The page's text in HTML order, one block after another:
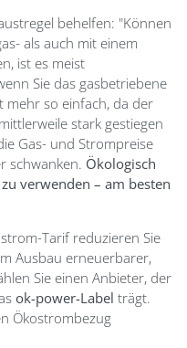
behelfen: "Können
als auch mit einem
ist es meist
Sie das gasbetriebene
mehr so einfach, da der
stark gestiegen
Gas- und Strompreise
schwanken. Ökologisch
verwenden – am besten
Tarif reduzieren Sie
Ausbau erneuerbarer,
Sie einen Anbieter, der
ok-power-Label trägt.
Ökostrombezug